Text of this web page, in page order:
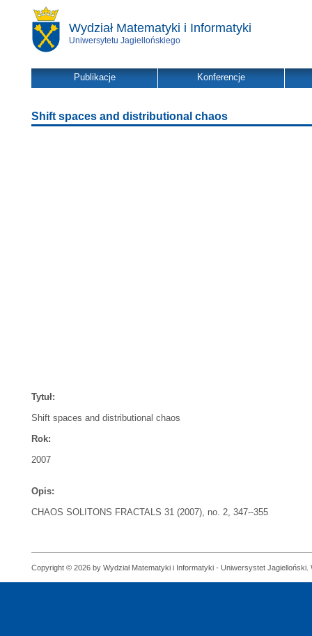
Wydział Matematyki i Informatyki
Uniwersytetu Jagiellońskiego
Publikacje Konferencje
Shift spaces and distributional chaos
Tytuł:
Shift spaces and distributional chaos
Rok:
2007
Opis:
CHAOS SOLITONS FRACTALS 31 (2007), no. 2, 347--355
Copyright © 2026 by Wydział Matematyki i Informatyki - Uniwersystet